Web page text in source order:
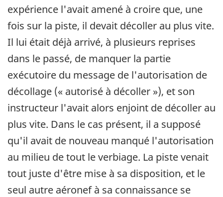
expérience l'avait amené à croire que, une
fois sur la piste, il devait décoller au plus vite.
Il lui était déjà arrivé, à plusieurs reprises
dans le passé, de manquer la partie
exécutoire du message de l'autorisation de
décollage (« autorisé à décoller »), et son
instructeur l'avait alors enjoint de décoller au
plus vite. Dans le cas présent, il a supposé
qu'il avait de nouveau manqué l'autorisation
au milieu de tout le verbiage. La piste venait
tout juste d'être mise à sa disposition, et le
seul autre aéronef à sa connaissance se